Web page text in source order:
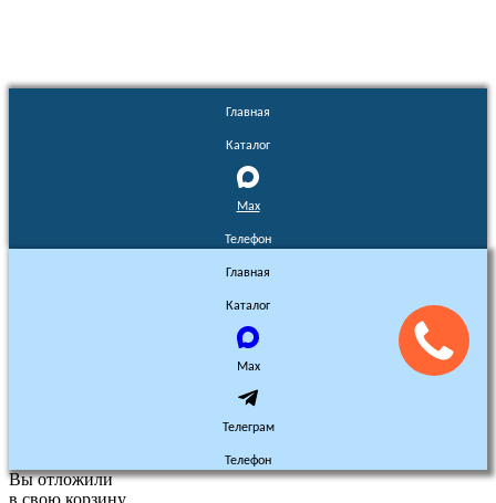
Главная
Каталог
Max
Телефон
Главная
Каталог
Max
Телеграм
Телефон
Вы отложили
в свою корзину.